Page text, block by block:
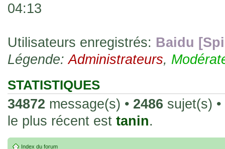
26 Déc 2023, 13:46
acheter une réédition de cette Hondan ?
02 Juin 2023, 14:17
par
Bonjour j'ai commandé
20 , je trouve la carte vraiment très
collection les carte sont censées être
24 Oct 2022, 13:37
par
de Lucy de Cyberpunk : Edgerunners.
04:13
Utilisateurs enregistrés: Baidu
Légende:Administrateurs,
STATISTIQUES
34872 message(s) • 2486 sujet(s) •
le plus récent est tanin.
Index du forum